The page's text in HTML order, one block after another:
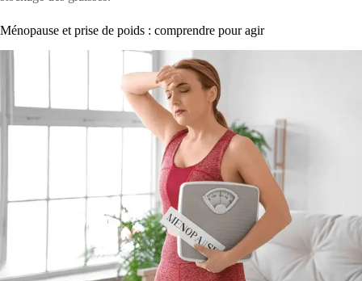
Ménopause et prise de poids : comprendre pour agir